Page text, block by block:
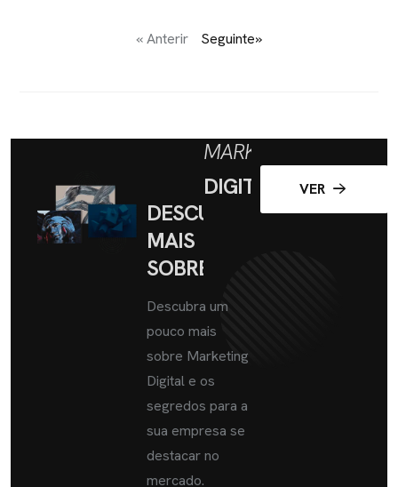
« Anterir Seguinte»
DESCUBRA
MAIS
SOBRE
MARKETING
DIGITAL
Descubra um
pouco mais
sobre Marketing
Digital e os
segredos para a
sua empresa se
destacar no
mercado.
VER